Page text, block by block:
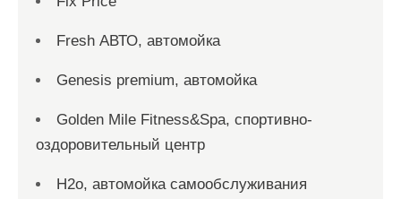
Fresh АВТО, автомойка
Genesis premium, автомойка
Golden Mile Fitness&Spa, спортивно-
оздоровительный центр
H2o, автомойка самообслуживания